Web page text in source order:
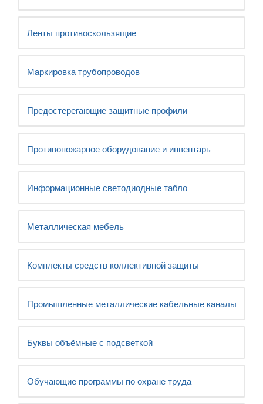
Ленты противоскользящие
Маркировка трубопроводов
Предостерегающие защитные профили
Противопожарное оборудование и инвентарь
Информационные светодиодные табло
Металлическая мебель
Комплекты средств коллективной защиты
Промышленные металлические кабельные каналы
Буквы объёмные с подсветкой
Обучающие программы по охране труда